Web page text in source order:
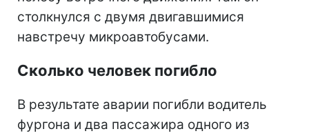
столкнулся с двумя двигавшимися
навстречу микроавтобусами.
Сколько человек погибло
В результате аварии погибли водитель
фургона и два пассажира одного из